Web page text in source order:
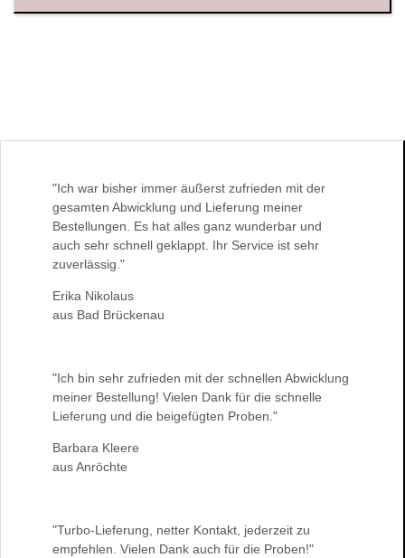
"Ich war bisher immer äußerst zufrieden mit der
gesamten Abwicklung und Lieferung meiner
Bestellungen. Es hat alles ganz wunderbar und
auch sehr schnell geklappt. Ihr Service ist sehr
zuverlässig."
Erika Nikolaus
aus Bad Brückenau
"Ich bin sehr zufrieden mit der schnellen Abwicklung
meiner Bestellung! Vielen Dank für die schnelle
Lieferung und die beigefügten Proben."
Barbara Kleere
aus Anröchte
"Turbo-Lieferung, netter Kontakt, jederzeit zu
empfehlen. Vielen Dank auch für die Proben!"